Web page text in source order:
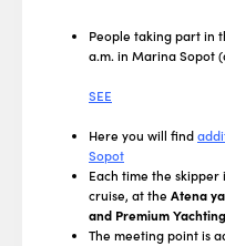
People taking part in
a.m. in Marina Sopot
SEE
Here you will find
Sopot
Each time the
cruise, at the Atena
and Premium Yachting
The meeting point is